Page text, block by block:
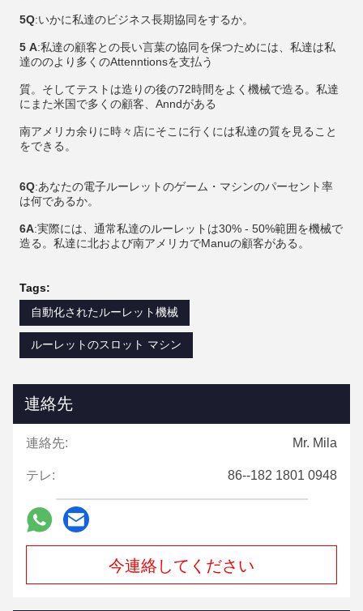
5Q:いかに私達のビジネス長期協同をするか。
5 A:私達の顧客との長い言葉の協同を保つためには、私達は私
達ののより多くのAttenntionsを支払う
質。そしてテストは造りの後の72時間をよく機械で造る。私達
にまた米国で多くの顧客、Anndがある
南アメリカ余りに時々店にそこに行くには私達の質を見ること
をできる。
6Q:あなたの電子ルーレットのゲーム・マシンのパーセント率
は何であるか。
6A:実際には、通常私達のルーレットは30% - 50%範囲を機械で
造る。私達に北および南アメリカでManuの顧客がある。
Tags:
自動化されたルーレット機械
ルーレットのスロット マシン
連絡先
連絡先: Mr. Mila
テレ: 86--182 1801 0948
今連絡してください